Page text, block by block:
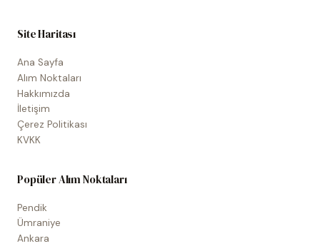
Site Haritası
Ana Sayfa
Alım Noktaları
Hakkımızda
İletişim
Çerez Politikası
KVKK
Popüler Alım Noktaları
Pendik
Ümraniye
Ankara